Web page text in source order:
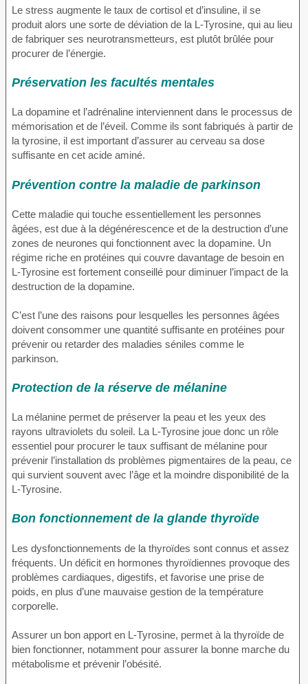
Le stress augmente le taux de cortisol et d’insuline, il se
produit alors une sorte de déviation de la L-Tyrosine, qui au lieu
de fabriquer ses neurotransmetteurs, est plutôt brûlée pour
procurer de l’énergie.
Préservation les facultés mentales
La dopamine et l’adrénaline interviennent dans le processus de
mémorisation et de l’éveil. Comme ils sont fabriqués à partir de
la tyrosine, il est important d’assurer au cerveau sa dose
suffisante en cet acide aminé.
Prévention contre la maladie de parkinson
Cette maladie qui touche essentiellement les personnes
âgées, est due à la dégénérescence et de la destruction d’une
zones de neurones qui fonctionnent avec la dopamine. Un
régime riche en protéines qui couvre davantage de besoin en
L-Tyrosine est fortement conseillé pour diminuer l’impact de la
destruction de la dopamine.
C’est l’une des raisons pour lesquelles les personnes âgées
doivent consommer une quantité suffisante en protéines pour
prévenir ou retarder des maladies séniles comme le
parkinson.
Protection de la réserve de mélanine
La mélanine permet de préserver la peau et les yeux des
rayons ultraviolets du soleil. La L-Tyrosine joue donc un rôle
essentiel pour procurer le taux suffisant de mélanine pour
prévenir l’installation ds problèmes pigmentaires de la peau, ce
qui survient souvent avec l’âge et la moindre disponibilité de la
L-Tyrosine.
Bon fonctionnement de la glande thyroïde
Les dysfonctionnements de la thyroïdes sont connus et assez
fréquents. Un déficit en hormones thyroïdiennes provoque des
problèmes cardiaques, digestifs, et favorise une prise de
poids, en plus d’une mauvaise gestion de la température
corporelle.
Assurer un bon apport en L-Tyrosine, permet à la thyroïde de
bien fonctionner, notamment pour assurer la bonne marche du
métabolisme et prévenir l’obésité.